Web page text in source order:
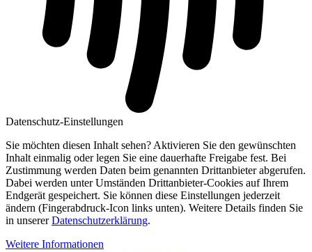
Datenschutz-Einstellungen
Sie möchten diesen Inhalt sehen? Aktivieren Sie den gewünschten
Inhalt einmalig oder legen Sie eine dauerhafte Freigabe fest. Bei
Zustimmung werden Daten beim genannten Drittanbieter abgerufen.
Dabei werden unter Umständen Drittanbieter-Cookies auf Ihrem
Endgerät gespeichert. Sie können diese Einstellungen jederzeit
ändern (Fingerabdruck-Icon links unten). Weitere Details finden Sie
in unsererDatenschutzerklärung.
Weitere Informationen